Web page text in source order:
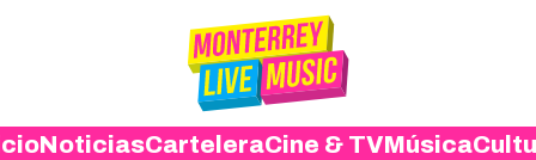
NoticiasCarteleraCine & TVMúsica